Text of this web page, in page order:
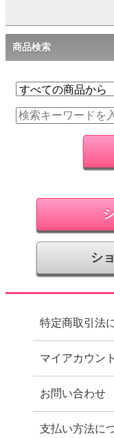
商品検索
シ
特定商取引法
マイアカウント
お問い合わせ
支払い方法に